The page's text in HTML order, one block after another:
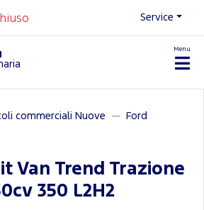
Service
Menu
commerciali Nuove
Ford
Van Trend Trazione
350 L2H2